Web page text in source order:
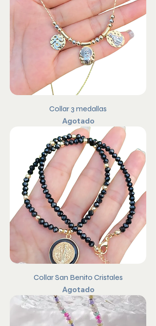
Collar 3 medallas
Agotado
Collar San Benito Cristales
Agotado